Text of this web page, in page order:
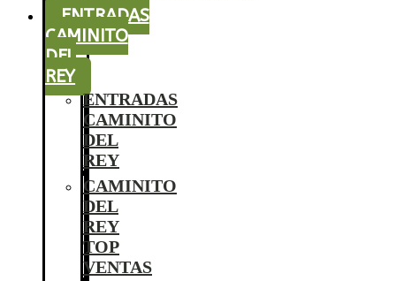
ENTRADAS
CAMINITO
DEL
REY
ENTRADAS
CAMINITO
DEL
REY
CAMINITO
DEL
REY
TOP
VENTAS